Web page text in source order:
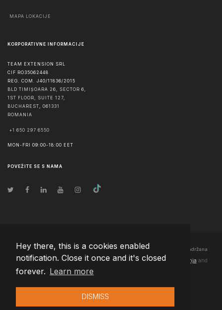
Hey there, this is a cookies enabled
notification. Close it once and it's closed
forever. Learn more
DISMISS
MAPA LOKACIJE
KORPORATIVNE INFORMACIJE
TEAM EXTENSION SRL
CIF RO35062448
REG. COM. J40/11836/2015
BLD TIMIȘOARA 26, SECTOR 6,
1ST FLOOR, SUITE 127,
BUCHAREST
061331
ROMANIA
+1 650 297 6550
MON-FRI 09:00-18:00 EET
POVEŽITE SE S NAMA
© Autorska prava 2026 Team Extension Bosnia Herzegovina - Sva prava zadržana
Changelog● Korišćenjem ove stranice slažete se sa našimPravila korištenja and
Politika privatnosti